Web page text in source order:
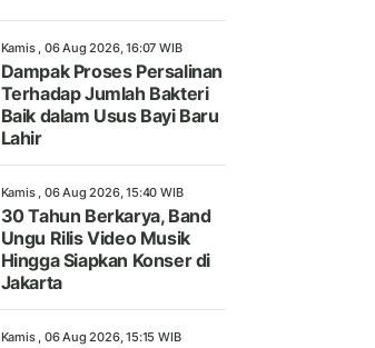
Kamis , 06 Aug 2026, 16:07 WIB
Dampak Proses Persalinan
Terhadap Jumlah Bakteri
Baik dalam Usus Bayi Baru
Lahir
Kamis , 06 Aug 2026, 15:40 WIB
30 Tahun Berkarya, Band
Ungu Rilis Video Musik
Hingga Siapkan Konser di
Jakarta
Kamis , 06 Aug 2026, 15:15 WIB